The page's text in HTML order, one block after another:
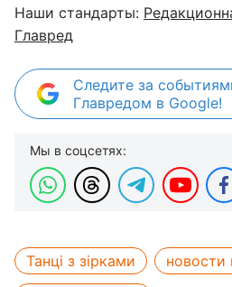
Наши стандарты:
Главред
Следите за
Главредом в Google!
Мы в соцсетях:
Танці з зірками
новости